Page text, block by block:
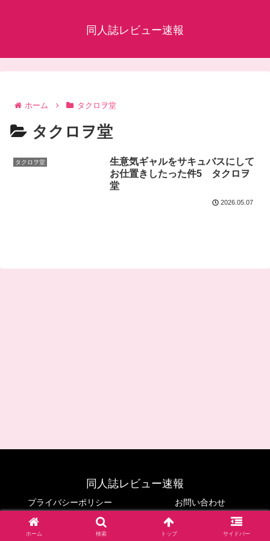
同人誌レビュー速報
ホーム タクロヲ堂
タクロヲ堂
タクロヲ堂
生意気ギャルをサキュバスにして
お仕置きしたった件5 タクロヲ
堂
2026.05.07
同人誌レビュー速報
プライバシーポリシー お問い合わせ
© 2024 同人誌レビュー速報.
ホーム 検索 トップ サイドバー